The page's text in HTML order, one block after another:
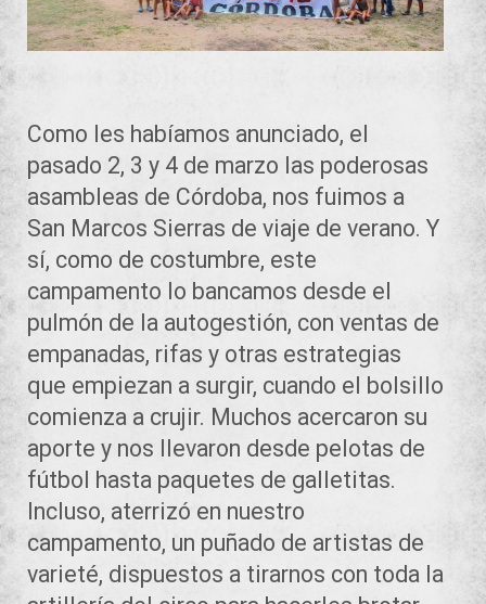
Como les habíamos anunciado, el
pasado 2, 3 y 4 de marzo las poderosas
asambleas de Córdoba, nos fuimos a
San Marcos Sierras de viaje de verano. Y
sí, como de costumbre, este
campamento lo bancamos desde el
pulmón de la autogestión, con ventas de
empanadas, rifas y otras estrategias
que empiezan a surgir, cuando el bolsillo
comienza a crujir. Muchos acercaron su
aporte y nos llevaron desde pelotas de
fútbol hasta paquetes de galletitas.
Incluso, aterrizó en nuestro
campamento, un puñado de artistas de
varieté, dispuestos a tirarnos con toda la